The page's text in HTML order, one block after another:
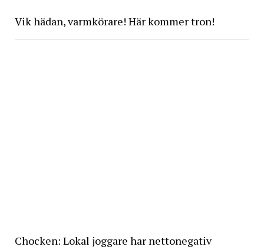
Vik hädan, varmkörare! Här kommer tron!
Chocken: Lokal joggare har nettonegativ